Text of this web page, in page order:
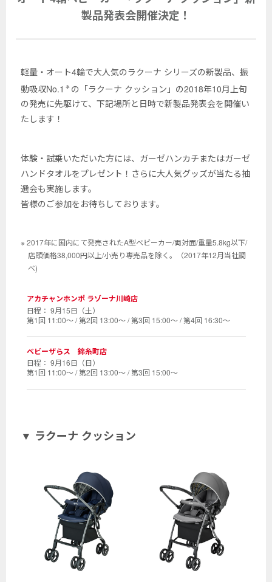
製品発表会開催決定！
軽量・オート4輪で大人気のラクーナ シリーズの新製品、振
動吸収No.1 ※の「ラクーナ クッション」の2018年10月上旬
の発売に先駆けて、下記場所と日時で新製品発表会を開催い
たします！
体験・試乗いただいた方には、ガーゼハンカチまたはガーゼ
ハンドタオルをプレゼント！さらに大人気グッズが当たる抽
選会も実施します。
皆様のご参加をお待ちしております。
※ 2017年に国内にて発売されたA型ベビーカー/両対面/重量5.8kg以下/
店頭価格38,000円以上/小売り専売品を除く。（2017年12月当社調
べ)
アカチャンホンポ ラゾーナ川崎店
9月15日（土）
第1回 11:00〜 / 第2回 13:00〜 / 第3回 15:00〜 / 第4回 16:30〜
ベビーザらス 錦糸町店
9月16日（日）
第1回 11:00〜 / 第2回 13:00〜 / 第3回 15:00〜
▼ ラクーナ クッション